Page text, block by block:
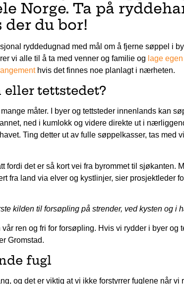
Norge. Ta på
der du bor!
ryddedugnad med mål om å fjerne søppel i
vi alle til å ta med venner og familie og lage egen
hvis det finnes noe planlagt i nærheten.
eller tettstedet?
måter. I byer og tettsteder innenlands kan
ned i kumlokk og videre direkte ut i
Ting detter ut av fulle søppelkasser, tas med
fordi det er så kort vei fra byrommet til sjøkanten.
fra land via elver og kystlinjer, sier prosjektleder
kilden til forsøpling på strender, ved kysten og i
ren og fri for forsøpling. Hvis vi rydder i byer og
Gromstad.
fugl
og det er viktig at vi ikke forstyrrer fuglene når vi